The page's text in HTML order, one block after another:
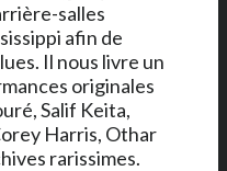
salles
afin de
Il nous livre un
originales
Salif Keita,
Harris, Othar
rarissimes.